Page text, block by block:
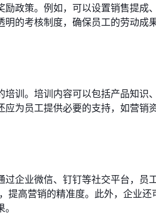
政策。例如，可以设置销售提成
的考核制度，确保员工的劳动成
训。培训内容可以包括产品知识
为员工提供必要的支持，如营销
企业微信、钉钉等社交平台，员
提高营销的精准度。此外，企业还